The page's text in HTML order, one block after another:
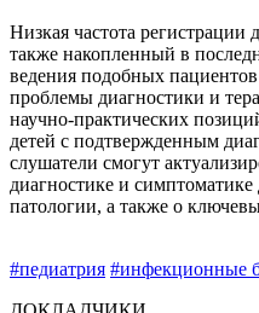
Низкая частота регистрации
также накопленный в
ведения подобных
проблемы диагностики и
научно-практических
детей с подтвержденным
слушатели смогут
диагностике и
патологии, а также о
#педиатрия #инфекционные